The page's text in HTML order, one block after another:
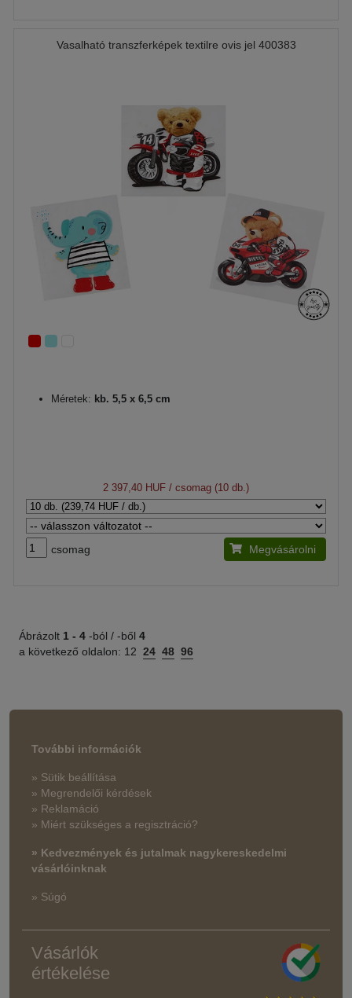
Vasalható transzferképek textilre ovis jel 400383
Méretek: kb. 5,5 x 6,5 cm
2 397,40 HUF / csomag (10 db.)
csomag Megvásárolni
Ábrázolt 1 - 4 -ból / -ből 4
a következő oldalon: 12 24 48 96
További információk
» Sütik beállítása
» Megrendelői kérdések
» Reklamáció
» Miért szükséges a regisztráció?
» Kedvezmények és jutalmak nagykereskedelmi
vásárlóinknak
» Súgó
Vásárlók
értékelése